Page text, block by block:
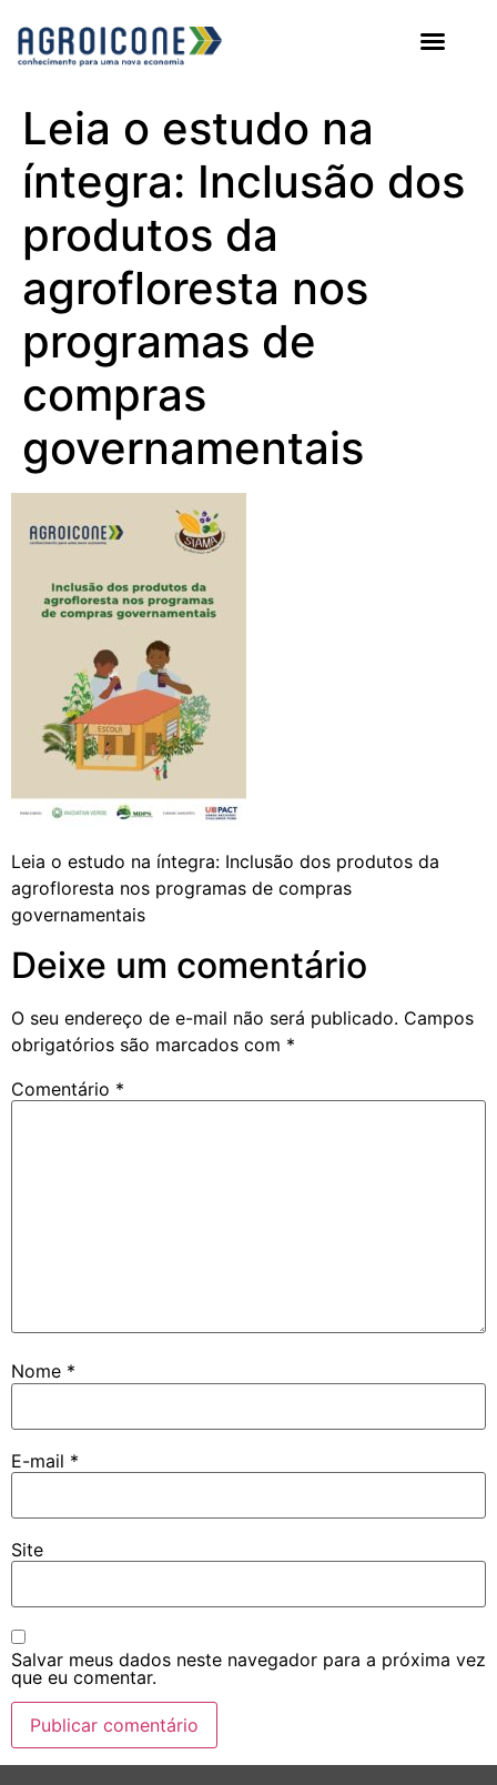
Leia o estudo na
íntegra: Inclusão dos
produtos da
agrofloresta nos
programas de
compras
governamentais
Leia o estudo na íntegra: Inclusão dos produtos da
agrofloresta nos programas de compras
governamentais
Deixe um comentário
O seu endereço de e-mail não será publicado. Campos
obrigatórios são marcados com *
Comentário *
Nome *
E-mail *
Site
Salvar meus dados neste navegador para a próxima vez
que eu comentar.